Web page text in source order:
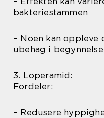
bakteriestammen
– Noen kan oppleve
ubehag i
3. Loperamid:
Fordeler:
– Redusere